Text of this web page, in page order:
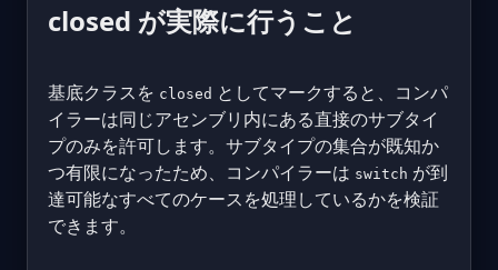
closed が実際に行うこと
基底クラスを closed としてマークすると、コンパ
イラーは同じアセンブリ内にある直接のサブタイ
プのみを許可します。サブタイプの集合が既知か
つ有限になったため、コンパイラーは switch が到
達可能なすべてのケースを処理しているかを検証
できます。